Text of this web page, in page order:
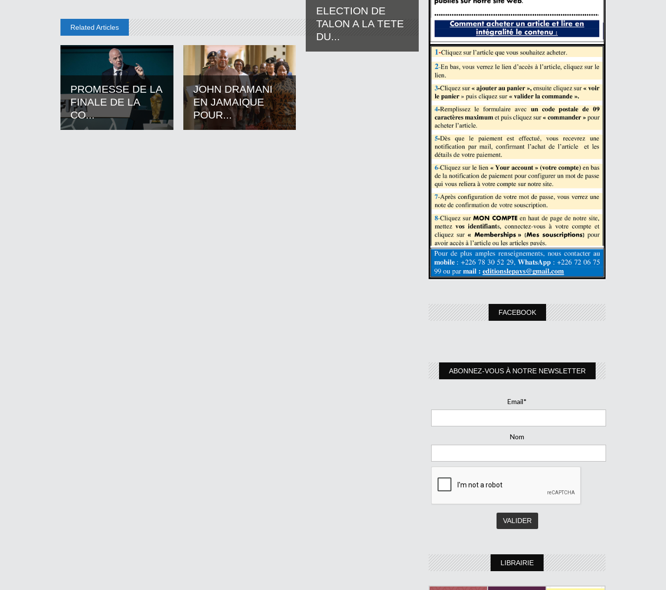
Related Articles
PROMESSE DE LA
FINALE DE LA
CO...
JOHN DRAMANI
EN JAMAIQUE
POUR...
ELECTION DE
TALON A LA TETE
DU...
FACEBOOK
ABONNEZ-VOUS À NOTRE NEWSLETTER
Email*
Nom
LIBRAIRIE